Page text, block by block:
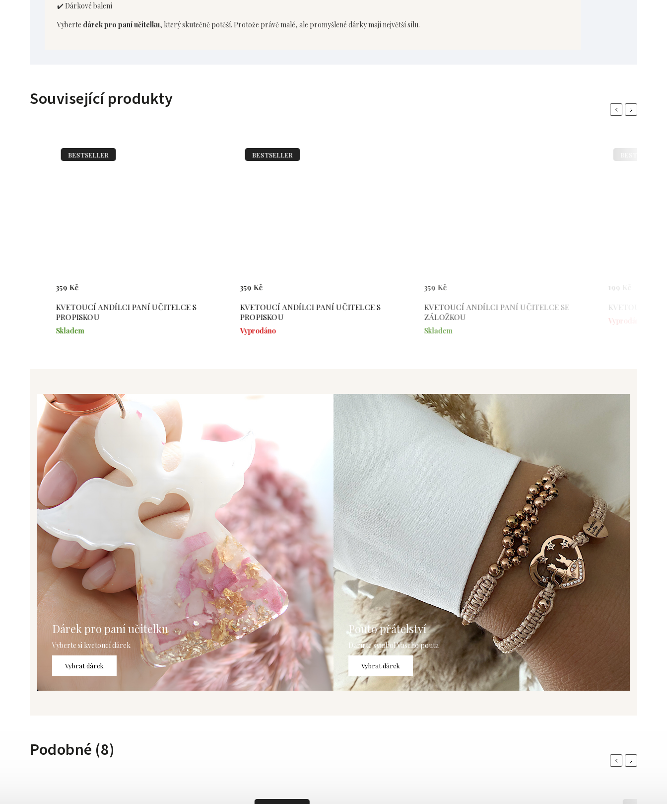
✔️ Dárkové balení
Vyberte dárek pro paní učitelku, který skutečně potěší. Protože právě malé, ale promyšlené dárky mají největší sílu.
Související produkty Previous
BESTSELLER
KVETOUCÍ ANDÍLCI PANÍ UČITELCE S
PROPISKOU
Skladem
359 Kč
BESTSELLER
KVETOUCÍ ANDÍLCI PANÍ UČITELCE S
PROPISKOU
Vyprodáno
359 Kč
KVETOUCÍ ANDÍLCI PANÍ UČITELCE SE
ZÁLOŽKOU
Skladem
359 Kč
Vyprodáno
199 Kč
Next
Dárek pro paní učitelku
Vyberte si kvetoucí dárek
Vybrat dárek
Pouto přátelství
Darujte symbol Vašeho pouta
Vybrat dárek
Podobné (8) PreviousNext